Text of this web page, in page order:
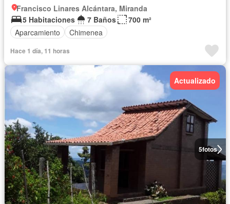
Francisco Linares Alcántara, Miranda
5 Habitaciones
7 Baños
700 m²
Aparcamiento
Chimenea
Hace 1 día, 11 horas
5fotos
Actualizado